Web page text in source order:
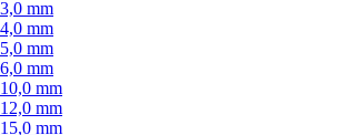
3,0 mm
4,0 mm
5,0 mm
6,0 mm
10,0 mm
12,0 mm
15,0 mm